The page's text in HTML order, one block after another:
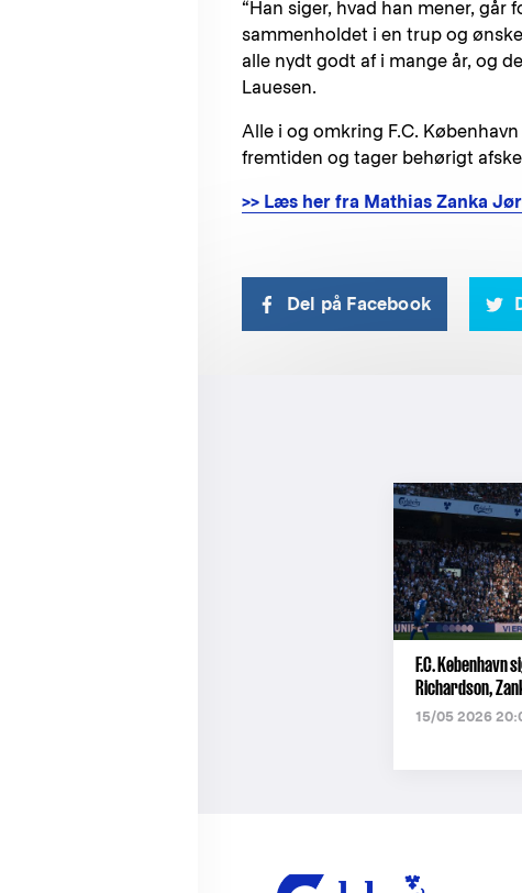
“Han siger, hvad han mener,
sammenholdet i en trup og
alle nydt godt af i mange år, og
Lauesen.
Alle i og omkring F.C.
fremtiden og tager behørigt
>> Læs her fra Mathias Zanka
Del på Facebook
F.C. København
Richardson,
15/05 2026